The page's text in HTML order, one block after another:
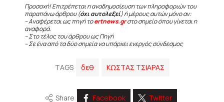
Προσοχή! Επιτρέπεται η αναδημοσίευση των πληροφοριών του
παραπάνω άρθρου (όχι αυτολεξεί) ή μέρους αυτών μόνο αν:
– Αναφέρεται ως πηγή τοertnews.grστο σημείο όπου γίνεται η
αναφορά.
– Στο τέλος του άρθρου ως Πηγή
– Σε ένα από τα δύο σημεία να υπάρχει ενεργός σύνδεσμος
TAGS δεθ ΚΩΣΤΑΣ ΤΣΙΑΡΑΣ
Share Facebook Twitter